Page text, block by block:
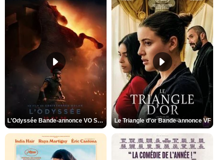
L'Odyssée Bande-annonce VO STFR Le Triangle d'or Bande-annonce VF